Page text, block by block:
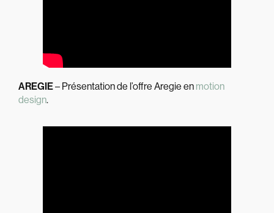
AREGIE– Présentation de l’offre Aregie en motion
design.